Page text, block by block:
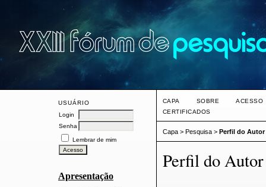
USUÁRIO
Login
Senha
Lembrar de mim
Apresentação
CAPA SOBRE
ACESSO
CERTIFICADOS
Capa> Pesquisa> Perfil do Autor
Perfil do Autor